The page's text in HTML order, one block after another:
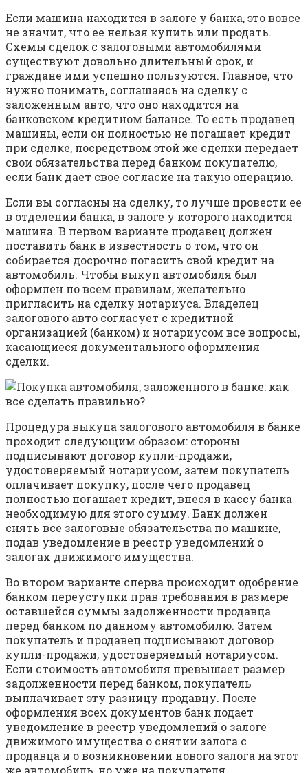
Если машина находится в залоге у банка, это вовсе
не значит, что ее нельзя купить или продать.
Схемы сделок с залоговыми автомобилями
существуют довольно длительный срок, и
граждане ими успешно пользуются. Главное, что
нужно понимать, соглашаясь на сделку с
заложенным авто, что оно находится на
банковском кредитном балансе. То есть продавец
машины, если он полностью не погашает кредит
при сделке, посредством этой же сделки передает
свои обязательства перед банком покупателю,
если банк дает свое согласие на такую операцию.
Если вы согласны на сделку, то лучше провести ее
в отделении банка, в залоге у которого находится
машина. В первом варианте продавец должен
поставить банк в известность о том, что он
собирается досрочно погасить свой кредит на
автомобиль. Чтобы выкуп автомобиля был
оформлен по всем правилам, желательно
пригласить на сделку нотариуса. Владелец
залогового авто согласует с кредитной
организацией (банком) и нотариусом все вопросы,
касающиеся документального оформления
сделки.
Процедура выкупа залогового автомобиля в банке
проходит следующим образом: стороны
подписывают договор купли-продажи,
удостоверяемый нотариусом, затем покупатель
оплачивает покупку, после чего продавец
полностью погашает кредит, внеся в кассу банка
необходимую для этого сумму. Банк должен
снять все залоговые обязательства по машине,
подав уведомление в реестр уведомлений о
залогах движимого имущества.
Во втором варианте сперва происходит одобрение
банком переуступки прав требования в размере
оставшейся суммы задолженности продавца
перед банком по данному автомобилю. Затем
покупатель и продавец подписывают договор
купли-продажи, удостоверяемый нотариусом.
Если стоимость автомобиля превышает размер
задолженности перед банком, покупатель
выплачивает эту разницу продавцу. После
оформления всех документов банк подает
уведомление в реестр уведомлений о залоге
движимого имущества о снятии залога с
продавца и о возникновении нового залога на этот
же автомобиль, но уже на покупателя.